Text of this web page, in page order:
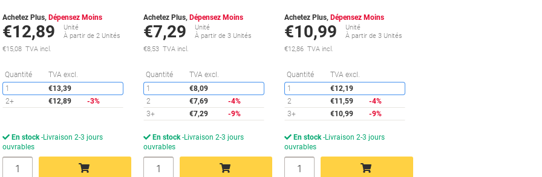
Achetez Plus, Dépensez Moins
€12,89
Unité
À partir de 2 Unités
€15,08 TVA incl.
Quantité TVA excl.
Économies
1
€13,39
2+
€12,89 -3%
En stock Livraison 2-3 jours
ouvrables
Quantité
Achetez Plus, Dépensez Moins
€7,29
Unité
À partir de 3 Unités
€8,53 TVA incl.
Quantité TVA excl.
Économies
1
€8,09
2
€7,69
-4%
3+
€7,29 -9%
En stock Livraison 2-3 jours
ouvrables
Quantité
Achetez Plus, Dépensez Moins
€10,99
Unité
À partir de 3 Unités
€12,86 TVA incl.
Quantité TVA excl.
1
€12,19
2
€11,59
-4%
3+
€10,99 -9%
En stock Livraison 2-3 jours
ouvrables
Quantité